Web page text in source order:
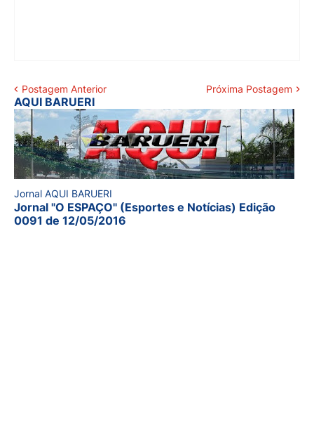
Postagem Anterior Próxima Postagem
AQUI BARUERI
Jornal AQUI BARUERI
Jornal "O ESPAÇO" (Esportes e Notícias) Edição
0091 de 12/05/2016